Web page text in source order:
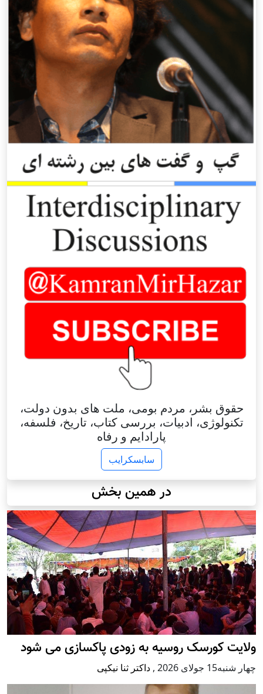
حقوق بشر، مردم بومی، ملت های بدون دولت،
تکنولوژی، ادبیات، بررسی کتاب، تاریخ، فلسفه،
پارادایم و رفاه
سابسکرایب
در همین بخش
ولایت کورسک روسیه به زودی پاکسازی می شود
چهار شنبه15 جولای 2026 , داکتر ثنا نیکپی